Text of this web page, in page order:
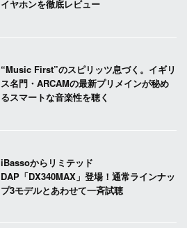
イヤホンを徹底レビュー
“Music First”のスピリッツ息づく。イギリ
ス名門・ARCAMの最新プリメインが秘め
るスマートな音楽性を聴く
iBassoからリミテッド
DAP「DX340MAX」登場！通常ラインナッ
プ3モデルとあわせて一斉試聴